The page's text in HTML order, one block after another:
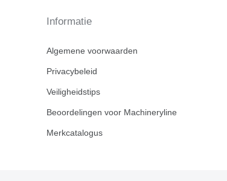
Informatie
Algemene voorwaarden
Privacybeleid
Veiligheidstips
Beoordelingen voor Machineryline
Merkcatalogus